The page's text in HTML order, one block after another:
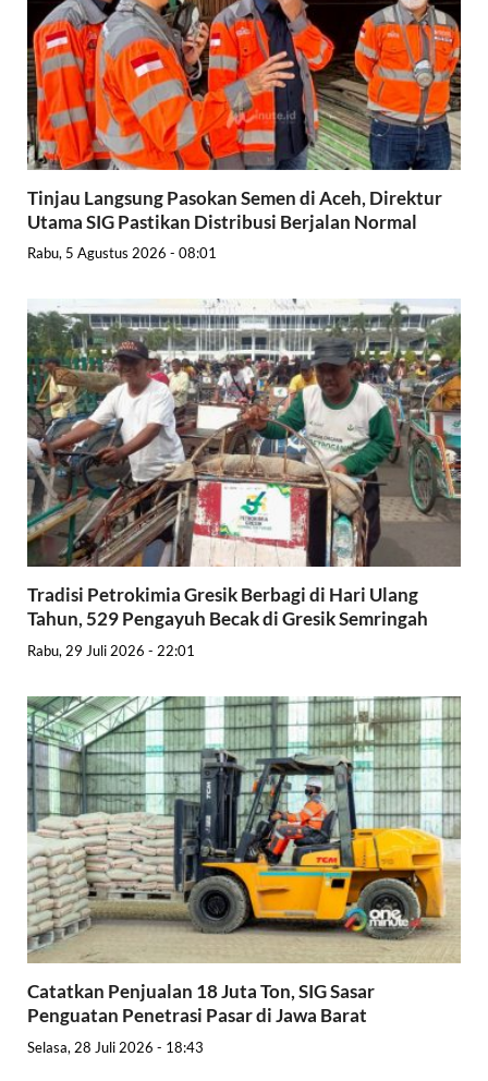
Tinjau Langsung Pasokan Semen di Aceh, Direktur
Utama SIG Pastikan Distribusi Berjalan Normal
Rabu, 5 Agustus 2026 - 08:01
Tradisi Petrokimia Gresik Berbagi di Hari Ulang
Tahun, 529 Pengayuh Becak di Gresik Semringah
Rabu, 29 Juli 2026 - 22:01
Catatkan Penjualan 18 Juta Ton, SIG Sasar
Penguatan Penetrasi Pasar di Jawa Barat
Selasa, 28 Juli 2026 - 18:43